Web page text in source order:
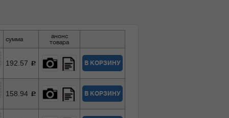
сумма
анонс
товара
192.57 c В КОРЗИНУ
158.94 c В КОРЗИНУ